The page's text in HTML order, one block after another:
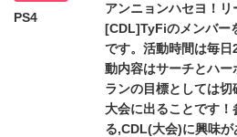
PS4
アンニョンハセヨ！リ
[CDL]TyFiのメンバー
です。活動時間は毎
動内容はサーチとハ
ランの目標としては
大会に出ることです
る,CDL(大会)に興味